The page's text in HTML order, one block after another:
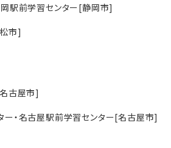
駅前学習センター[静岡市]
市]
古屋市]
ー・名古屋駅前学習センター[名古屋市]